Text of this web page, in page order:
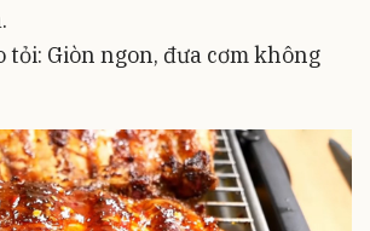
tỏi: Giòn ngon, đưa cơm không